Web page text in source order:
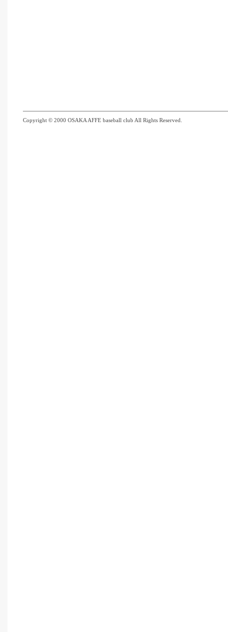
Copyright © 2000 OSAKA AFFE baseball club All Rights Reserved.